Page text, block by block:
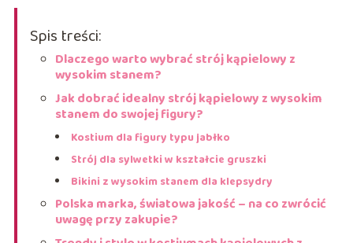
Spis treści:
Dlaczego warto wybrać strój kąpielowy z
wysokim stanem?
Jak dobrać idealny strój kąpielowy z wysokim
stanem do swojej figury?
Kostium dla figury typu jabłko
Strój dla sylwetki w kształcie gruszki
Bikini z wysokim stanem dla klepsydry
Polska marka, światowa jakość – na co zwrócić
uwagę przy zakupie?